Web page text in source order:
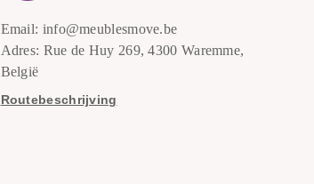
Email: info@meublesmove.be
Adres: Rue de Huy 269, 4300 Waremme,
België
Routebeschrijving